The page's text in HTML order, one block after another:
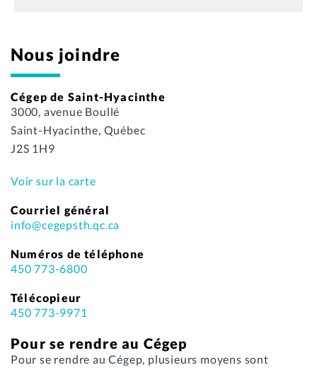
Nous joindre
Cégep de Saint-Hyacinthe
3000, avenue Boullé
Saint-Hyacinthe, Québec
J2S 1H9
Voir sur la carte
Courriel général
info@cegepsth.qc.ca
Numéros de téléphone
450 773-6800
Télécopieur
450 773-9971
Pour se rendre au Cégep
Pour se rendre au Cégep, plusieurs moyens sont